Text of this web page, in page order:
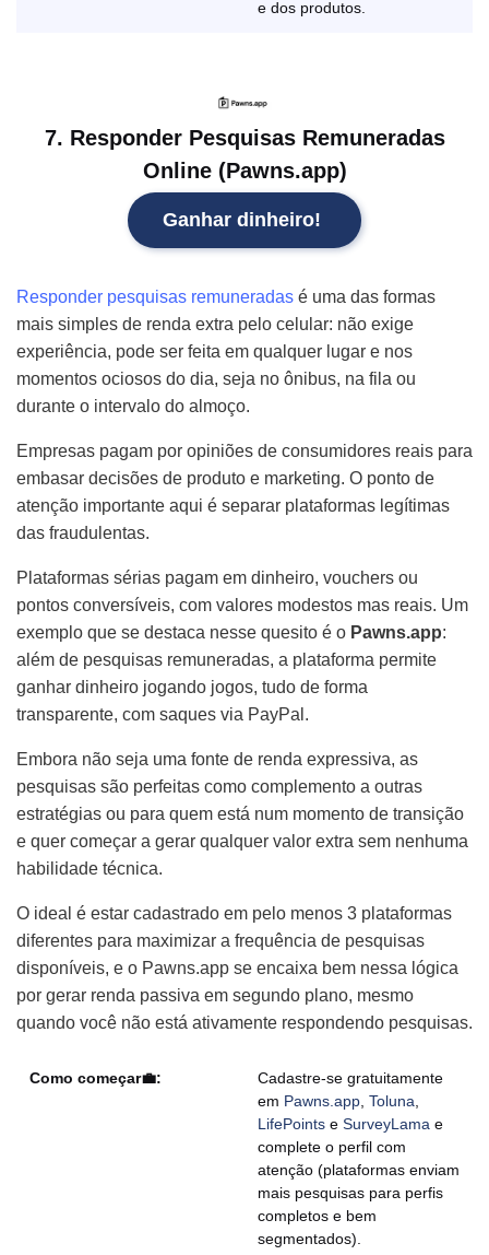
e dos produtos.
7. Responder Pesquisas Remuneradas
Online (Pawns.app)
Ganhar dinheiro!
Responder pesquisas remuneradas é uma das formas
mais simples de renda extra pelo celular: não exige
experiência, pode ser feita em qualquer lugar e nos
momentos ociosos do dia, seja no ônibus, na fila ou
durante o intervalo do almoço.
Empresas pagam por opiniões de consumidores reais para
embasar decisões de produto e marketing. O ponto de
atenção importante aqui é separar plataformas legítimas
das fraudulentas.
Plataformas sérias pagam em dinheiro, vouchers ou
pontos conversíveis, com valores modestos mas reais. Um
exemplo que se destaca nesse quesito é o Pawns.app:
além de pesquisas remuneradas, a plataforma permite
ganhar dinheiro jogando jogos, tudo de forma
transparente, com saques via PayPal.
Embora não seja uma fonte de renda expressiva, as
pesquisas são perfeitas como complemento a outras
estratégias ou para quem está num momento de transição
e quer começar a gerar qualquer valor extra sem nenhuma
habilidade técnica.
O ideal é estar cadastrado em pelo menos 3 plataformas
diferentes para maximizar a frequência de pesquisas
disponíveis, e o Pawns.app se encaixa bem nessa lógica
por gerar renda passiva em segundo plano, mesmo
quando você não está ativamente respondendo pesquisas.
Como começar💼:
Cadastre-se gratuitamente
em Pawns.app Toluna
LifePoints e SurveyLama e
complete o perfil com
atenção (plataformas enviam
mais pesquisas para perfis
completos e bem
segmentados).